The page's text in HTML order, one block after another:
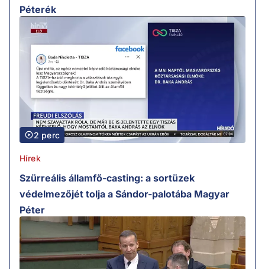
Péterék
2 perc
Hírek
Szürreális államfő-casting: a sortüzek
védelmezőjét tolja a Sándor-palotába Magyar
Péter